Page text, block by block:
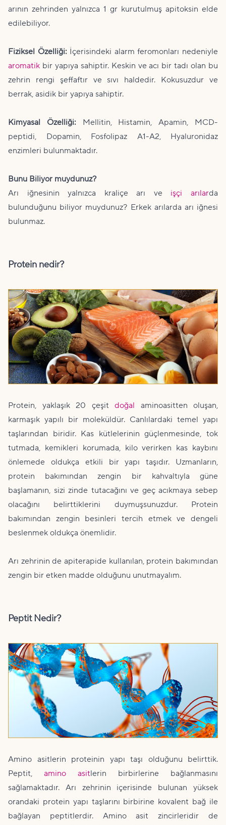
arının zehrinden yalnızca 1 gr kurutulmuş apitoksin elde
edilebiliyor.
Fiziksel Özelliği:İçerisindeki alarm feromonları nedeniyle
aromatik bir yapıya sahiptir. Keskin ve acı bir tadı olan bu
zehrin rengi şeffaftır ve sıvı haldedir. Kokusuzdur ve
berrak, asidik bir yapıya sahiptir.
Kimyasal Özelliği:Mellitin, Histamin, Apamin, MCD-
peptidi, Dopamin, Fosfolipaz A1-A2, Hyaluronidaz
enzimleri bulunmaktadır.
Bunu Biliyor muydunuz?
Arı iğnesinin yalnızca kraliçe arı ve işçi arılarda
bulunduğunu biliyor muydunuz? Erkek arılarda arı iğnesi
bulunmaz.
Protein nedir?
Protein, yaklaşık 20 çeşit doğal aminoasitten oluşan,
karmaşık yapılı bir moleküldür. Canlılardaki temel yapı
taşlarından biridir. Kas kütlelerinin güçlenmesinde, tok
tutmada, kemikleri korumada, kilo verirken kas kaybını
önlemede oldukça etkili bir yapı taşıdır. Uzmanların,
protein bakımından zengin bir kahvaltıyla güne
başlamanın, sizi zinde tutacağını ve geç acıkmaya sebep
olacağını belirttiklerini duymuşsunuzdur. Protein
bakımından zengin besinleri tercih etmek ve dengeli
beslenmek oldukça önemlidir.
Arı zehrinin de apiterapide kullanılan, protein bakımından
zengin bir etken madde olduğunu unutmayalım.
Peptit Nedir?
Amino asitlerin proteinin yapı taşı olduğunu belirttik.
Peptit, amino asitlerin birbirlerine bağlanmasını
sağlamaktadır. Arı zehrinin içerisinde bulunan yüksek
orandaki protein yapı taşlarını birbirine kovalent bağ ile
bağlayan peptitlerdir. Amino asit zincirleridir de